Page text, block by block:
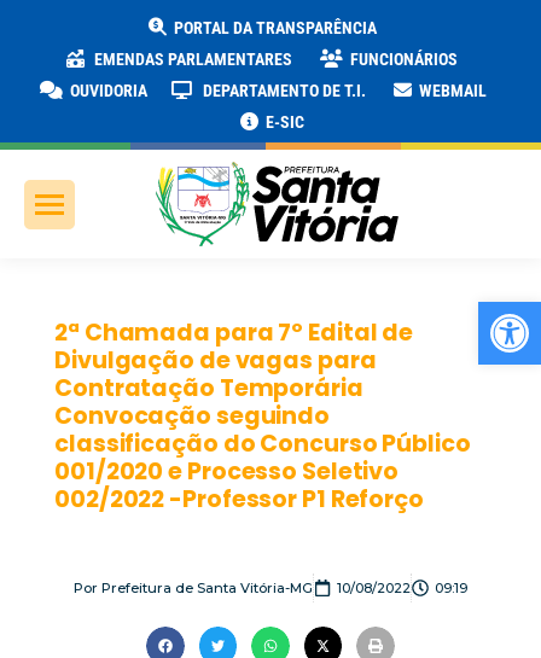
PORTAL DA TRANSPARÊNCIA
EMENDAS PARLAMENTARES
FUNCIONÁRIOS
OUVIDORIA
DEPARTAMENTO DE T.I.
WEBMAIL
E-SIC
2ª Chamada para 7º Edital de
Divulgação de vagas para
Contratação Temporária
Convocação seguindo
classificação do Concurso Público
001/2020 e Processo Seletivo
002/2022 -Professor P1 Reforço
Por Prefeitura de Santa Vitória-MG 10/08/2022 09:19